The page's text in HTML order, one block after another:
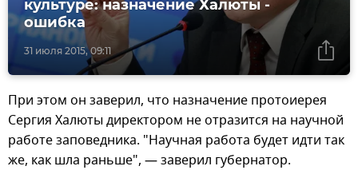
31 июля 2015, 09:11
культуре: назначение Халюты -
ошибка
При этом он заверил, что назначение протоиерея
Сергия Халюты директором не отразится на научной
работе заповедника. "Научная работа будет идти так
же, как шла раньше", — заверил губернатор.